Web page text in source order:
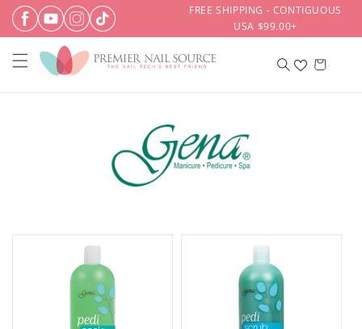
directamente
al contenido
FREE SHIPPING - CONTIGUOUS
USA $99.00+
Carrito